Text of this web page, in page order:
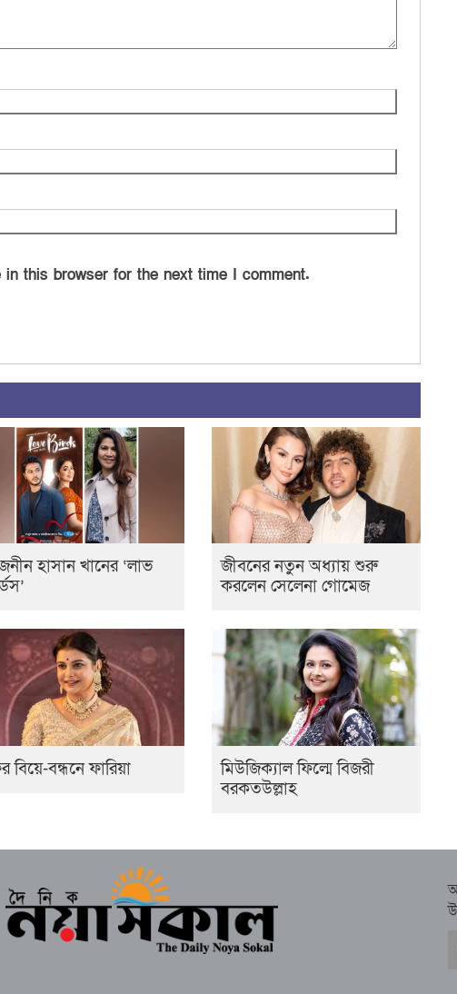
in this browser for the next time I comment.
হাসান খানের ‘লাভ
জীবনের নতুন অধ্যায় শুরু
করলেন সেলেনা গোমেজ
বিয়ে-বন্ধনে ফারিয়া
মিউজিক্যাল ফিল্মে বিজরী
বরকতউল্লাহ